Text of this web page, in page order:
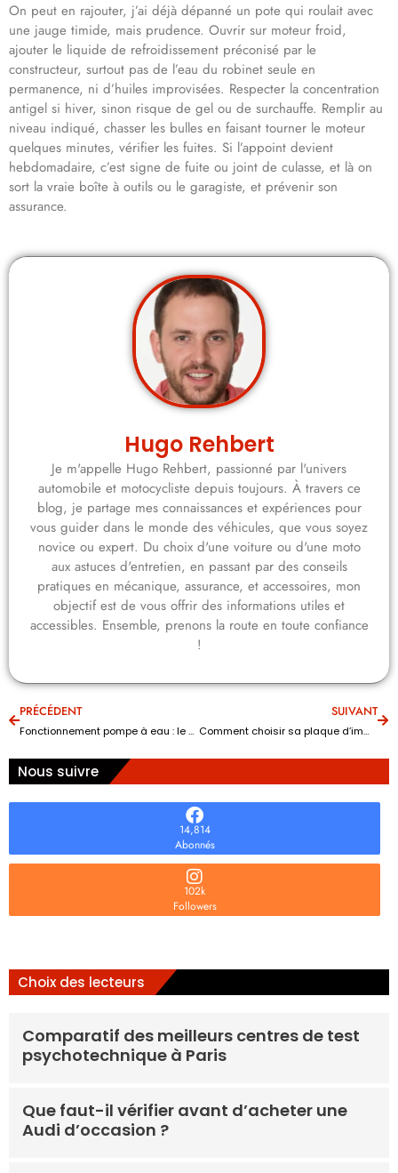
On peut en rajouter, j’ai déjà dépanné un pote qui roulait avec
une jauge timide, mais prudence. Ouvrir sur moteur froid,
ajouter le liquide de refroidissement préconisé par le
constructeur, surtout pas de l’eau du robinet seule en
permanence, ni d’huiles improvisées. Respecter la concentration
antigel si hiver, sinon risque de gel ou de surchauffe. Remplir au
niveau indiqué, chasser les bulles en faisant tourner le moteur
quelques minutes, vérifier les fuites. Si l’appoint devient
hebdomadaire, c’est signe de fuite ou joint de culasse, et là on
sort la vraie boîte à outils ou le garagiste, et prévenir son
assurance.
Hugo Rehbert
Je m'appelle Hugo Rehbert, passionné par l'univers
automobile et motocycliste depuis toujours. À travers ce
blog, je partage mes connaissances et expériences pour
vous guider dans le monde des véhicules, que vous soyez
novice ou expert. Du choix d'une voiture ou d'une moto
aux astuces d'entretien, en passant par des conseils
pratiques en mécanique, assurance, et accessoires, mon
objectif est de vous offrir des informations utiles et
accessibles. Ensemble, prenons la route en toute confiance
!
PRÉCÉDENT
Fonctionnement pompe à eau : le bon choix selon l’usage ?
SUIVANT
Comment choisir sa plaque d’immatriculation personnalisée ?
Nous suivre
14,814
Abonnés
102k
Followers
Choix des lecteurs
Comparatif des meilleurs centres de test
psychotechnique à Paris
Que faut-il vérifier avant d’acheter une
Audi d’occasion ?